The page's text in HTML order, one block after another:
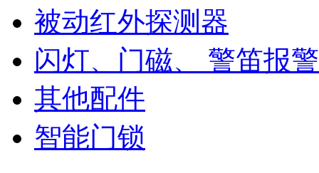
被动红外探测器
闪灯、门磁、 警笛报
其他配件
智能门锁